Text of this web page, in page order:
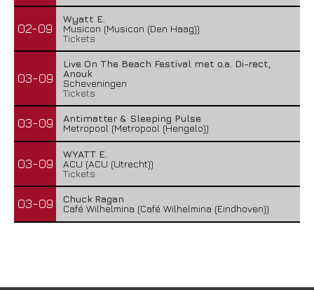
02-09
Wyatt E.
Musicon (Musicon (Den Haag))
Tickets
03-09
Live On The Beach Festival met o.a. Di-rect,
Anouk
Scheveningen
Tickets
03-09
Antimatter & Sleeping Pulse
Metropool (Metropool (Hengelo))
03-09
WYATT E.
ACU (ACU (Utrecht))
Tickets
03-09
Chuck Ragan
Café Wilhelmina (Café Wilhelmina (Eindhoven))